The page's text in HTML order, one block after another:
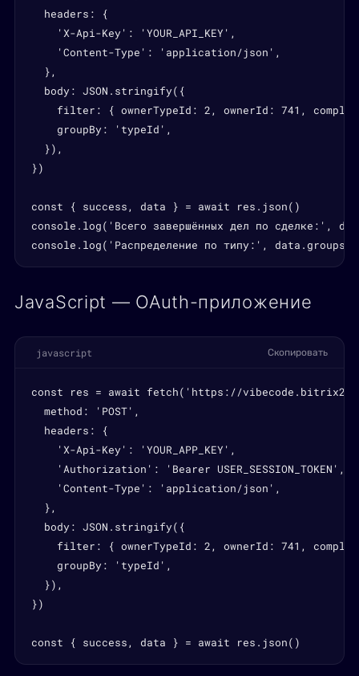
  headers: {
    'X-Api-Key': 'YOUR_API_KEY',
    'Content-Type': 'application/json',
  },
  body: JSON.stringify({
filter: { ownerTypeId: 2, ownerId: 741,
    groupBy: 'typeId',
  }),
})
const { success, data } = await res.json()
console.log('Всего завершённых дел по сделке:',
console.log('Распределение по типу:', data.groups)
JavaScript — OAuth-приложение
javascript Скопировать
const res = await fetch('https://
  method: 'POST',
  headers: {
    'X-Api-Key': 'YOUR_APP_KEY',
    'Authorization': 'Bearer USER_SESSION_TOKEN',
    'Content-Type': 'application/json',
  },
  body: JSON.stringify({
filter: { ownerTypeId: 2, ownerId: 741,
    groupBy: 'typeId',
  }),
})
const { success, data } = await res.json()